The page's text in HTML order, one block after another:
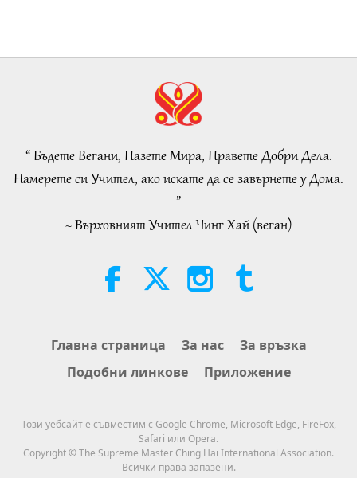
32:43
3:05
Hopefully, Those Who Are Still
Will Know That He Is Already Here
and May Be Seen on Supreme
Master Television
Важните Новини 2026-08-08 Преглед
3:40
VEG TREND NEWS FROM
June 2026 - Part 1 of 2
VEG TREND NEWS FROM
AROUND THE WORLD, April to
June 2026 - Part 2 of 2
Силата на любовта, част 1 от 5
“ Бъдете Вегани, Пазете Мира, Правете Добри Дела.
Намерете си Учител, ако искате да се завърнете у Дома.
”
~ Върховният Учител Чинг Хай (веган)
Главна страница За нас
За връзка
Подобни линкове
Приложение
Този уебсайт е съвместим с Google Chrome, Microsoft Edge, FireFox,
Safari или Opera.
Copyright © The Supreme Master Ching Hai International Association.
Всички права запазени.